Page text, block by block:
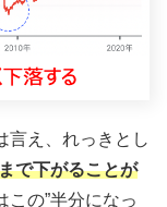
言え、れっきとし
で下がることが
この”半分になっ